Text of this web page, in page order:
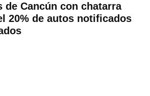
de Cancún con chatarra
20% de autos notificados